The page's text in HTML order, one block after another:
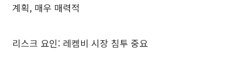
계획, 매우 매력적
리스크 요인: 레켐비 시장 침투 중요